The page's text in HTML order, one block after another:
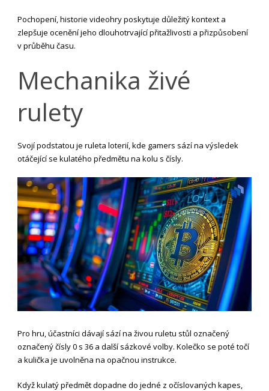
Pochopení, historie videohry poskytuje důležitý kontext a
zlepšuje ocenění jeho dlouhotrvající přitažlivosti a přizpůsobení
v průběhu času.
Mechanika živé
rulety
Svojí podstatou je ruleta loterií, kde gamers sází na výsledek
otáčející se kulatého předmětu na kolu s čísly.
Pro hru, účastníci dávají sází na živou ruletu stůl označený
označený čísly 0 s 36 a další sázkové volby. Kolečko se poté točí
a kulička je uvolněna na opačnou instrukce.
Když kulatý předmět dopadne do jedné z očíslovaných kapes,